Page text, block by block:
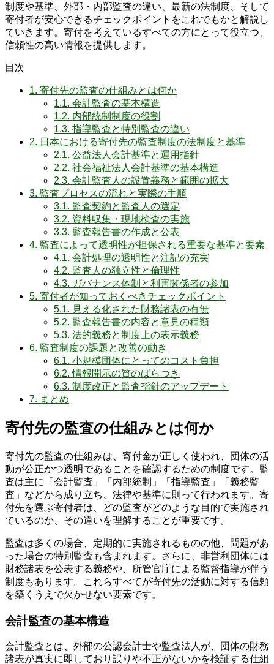
制度や基準、外部・内部監査の違い、最新の法制度、そして
寄付者が安心できるチェックポイントをこれでもかと解説し
ていきます。寄付を考えているすべての方にとって役立つ、
信頼性の高い情報を提供します。
目次
1. 寄付先の監査の仕組みとは何か
1.1. 会計監査の基本構造
1.2. 内部統制制度の役割
1.3. 指導監査と特別監査の違い
2. 日本における寄付先の監査制度の法制度と基準
2.1. 公益法人会計基準と運用指針
2.2. 社会福祉法人会計基準の基本構造
2.3. 会計監査人の設置義務と範囲の拡大
3. 監査プロセスの流れと実際の手順
3.1. 監査契約と監査人の選定
3.2. 資料収集・現地検査の実施
3.3. 監査報告書の作成と公表
4. 監査によって透明性が担保される重要な基準と要素
4.1. 会計処理の透明性と注記の充実
4.2. 監査人の独立性と倫理性
4.3. ガバナンス体制と利害関係者の参加
5. 寄付者が知っておくべきチェックポイント
5.1. 見える化された財務諸表の有無
5.2. 監査報告書の内容と意見の種類
5.3. 法的義務と制度上の表示義務
6. 監査制度の課題と改善の動き
6.1. 小規模団体にとってのコスト負担
6.2. 情報開示の質のばらつき
6.3. 制度改正と監査指針のアップデート
7. まとめ
寄付先の監査の仕組みとは何か
寄付先の監査の仕組みは、寄付金が正しく使われ、団体の活
動が公正かつ透明であることを確認するための制度です。監
査は主に「会計監査」「内部統制」「指導監査」「義務監
査」などから成り立ち、法律や基準に則って行われます。寄
付先を選ぶ寄付者は、どの監査がどのような目的で実施され
ているのか、その違いを理解することが重要です。
監査は多くの場合、定期的に実施されるものの他、問題があ
った場合の特別監査も含まれます。さらに、非営利団体には
財務諸表を公表する義務や、所管官庁による監督指導が伴う
制度もあります。これらすべてが寄付先の活動に対する信頼
を築くうえで欠かせない要素です。
会計監査の基本構造
会計監査とは、外部の公認会計士や監査法人が、団体の財務
諸表が真実に即しており誤りや不正がないかを検証する仕組